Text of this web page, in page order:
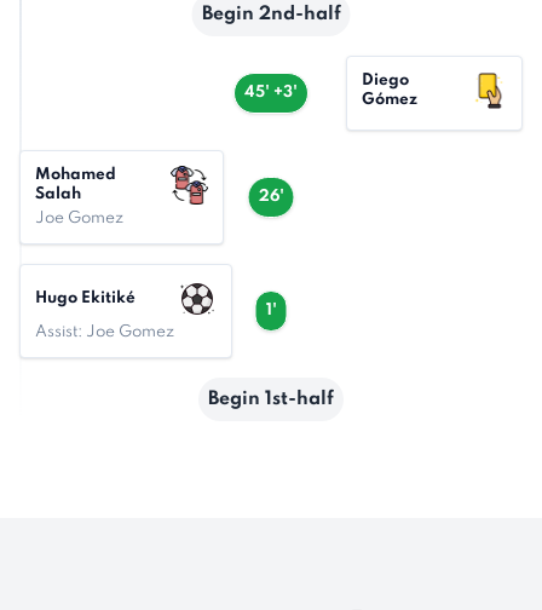
Begin 2nd-half
45' +3'
Diego
Gómez
26'
Mohamed
Salah
Joe Gomez
1'
Hugo Ekitiké
Assist: Joe Gomez
Begin 1st-half